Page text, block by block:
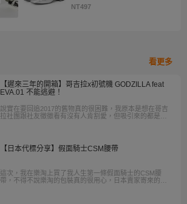
NT497
看更多
【遲來三年的開箱】哥吉拉x初號機 GODZILLA feat
EVA.01 不能逃避！
說實在要回追2017的舊物真的很困難，我原本是想在哥吉
拉社團跟社友徵徵看有沒有人肯割愛，但吸引來的都是廚
【日本代標分享】假面騎士CSM腰帶
這次，我在樂淘上買了我人生第一條假面騎士的CSM腰
帶，不得不說樂淘的包裝真的很用心，日本賣家寄來的包